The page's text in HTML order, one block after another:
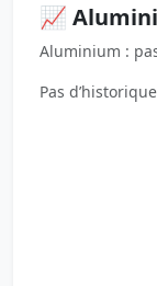
📈
Aluminium :
Pas